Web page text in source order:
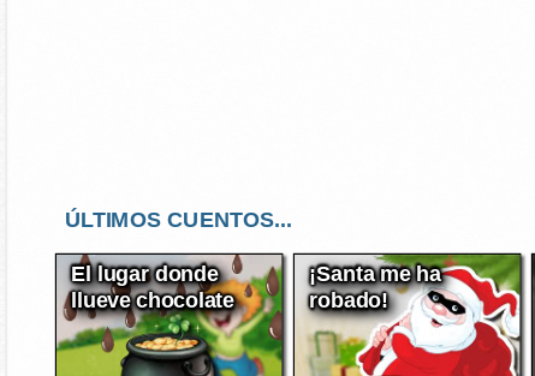
ÚLTIMOS CUENTOS...
El lugar donde
llueve chocolate
¡Santa me ha
robado!